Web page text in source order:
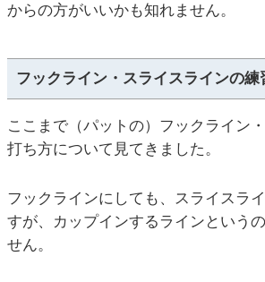
からの方がいいかも知れません。
フックライン・スライスラインの練
ここまで（パットの）フックライン
打ち方について見てきました。
フックラインにしても、スライスラ
すが、カップインするラインという
せん。